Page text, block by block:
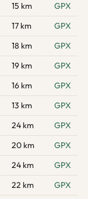
15 km
GPX
17 km
GPX
18 km
GPX
19 km
GPX
16 km
GPX
13 km
GPX
24 km
GPX
20 km
GPX
24 km
GPX
22 km
GPX